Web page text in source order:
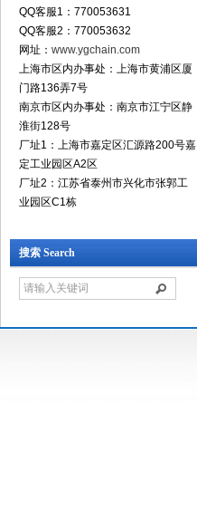
QQ客服1：770053631
QQ客服2：770053632
网址： www.ygchain.com
上海市区内办事处：上海市黄浦区厦
门路136弄7号
南京市区内办事处：南京市江宁区静
淮街128号
厂址1：上海市嘉定区汇源路200号嘉
定工业园区A2区
厂址2：江苏省泰州市兴化市张郭工
业园区C1栋
搜索 Search